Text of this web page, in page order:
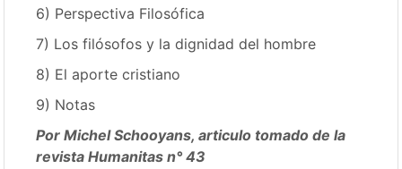
6) Perspectiva Filosófica
7) Los filósofos y la dignidad del hombre
8) El aporte cristiano
9) Notas
Por Michel Schooyans, articulo tomado de la
revista Humanitas n° 43